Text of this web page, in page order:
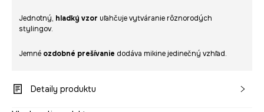
Jednotný, hladký vzor uľahčuje vytváranie rôznorodých
stylingov.
Jemné ozdobné prešívanie dodáva mikine jedinečný vzhľad.
Detaily produktu